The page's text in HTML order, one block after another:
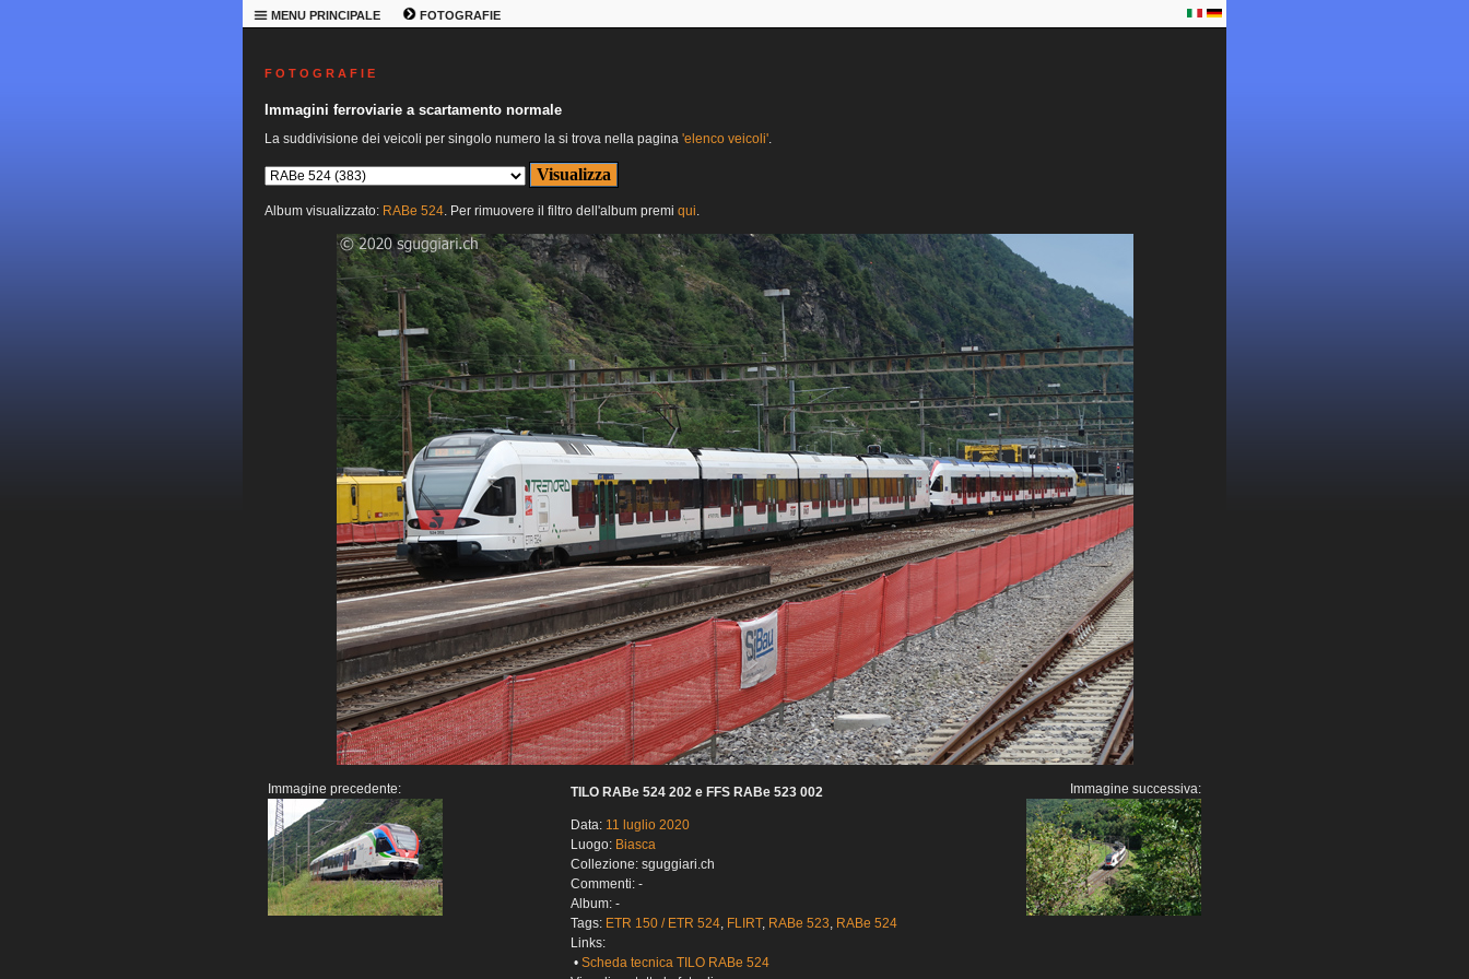
MENU PRINCIPALE FOTOGRAFIE
F O T O G R A F I E
Immagini ferroviarie a scartamento normale
La suddivisione dei veicoli per singolo numero la si trova nella pagina 'elenco veicoli'.
Album visualizzato: RABe 524. Per rimuovere il filtro dell'album premi qui.
Immagine precedente: TILO RABe 524 202 e FFS RABe 523 002
Data: 11 luglio 2020
Luogo: Biasca
Collezione: sguggiari.ch
Commenti: -
Album: -
Tags: ETR 150 / ETR 524, FLIRT, RABe 523, RABe 524
Links:
• Scheda tecnica TILO RABe 524
Immagine successiva: